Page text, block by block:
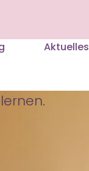
Aktuelles